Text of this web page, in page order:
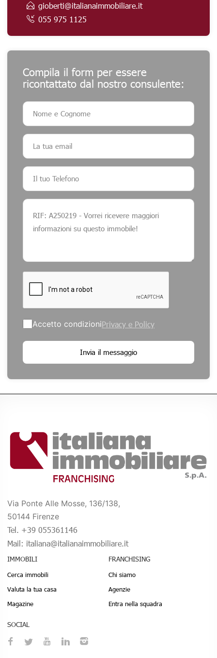
gioberti@italianaimmobiliare.it
055 975 1125
Compila il form per essere
ricontattato dal nostro consulente:
Accetto condizioniPrivacy e Policy
Invia il messaggio
Via Ponte Alle Mosse, 136/138,
50144 Firenze
Tel. +39 055361146
Mail: italiana@italianaimmobiliare.it
IMMOBILI
Cerca immobili
Valuta la tua casa
Magazine
FRANCHISING
Chi siamo
Agenzie
Entra nella squadra
SOCIAL